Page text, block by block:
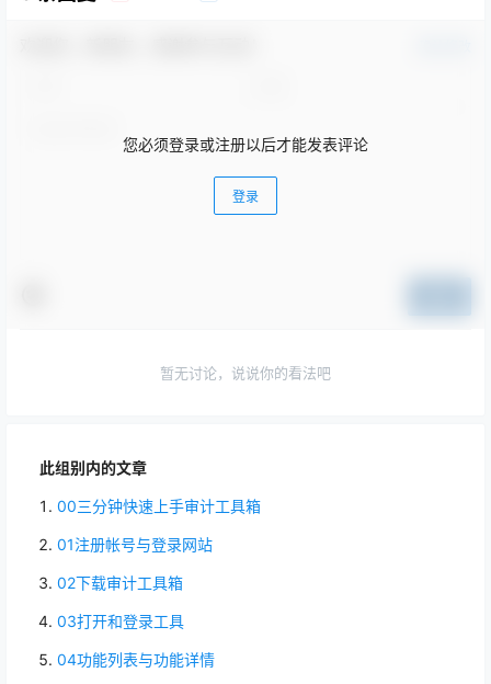
此组别内的文章
00三分钟快速上手审计工具箱
01注册帐号与登录网站
02下载审计工具箱
03打开和登录工具
04功能列表与功能详情
您必须登录或注册以后才能发表评论
登录
暂无讨论，说说你的看法吧